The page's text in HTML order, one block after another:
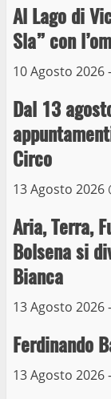
Al Lago di
Sla” con
10 Agosto 2026
Dal 13
Circo
13 Agosto 2026
Aria, Terra,
Bolsena si
Bianca
13 Agosto 2026
Ferdinando
13 Agosto 2026
3
6